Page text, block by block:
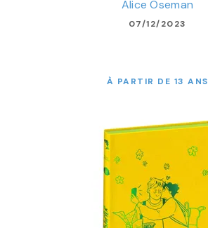
Alice Oseman
07/12/2023
À PARTIR DE 13 ANS